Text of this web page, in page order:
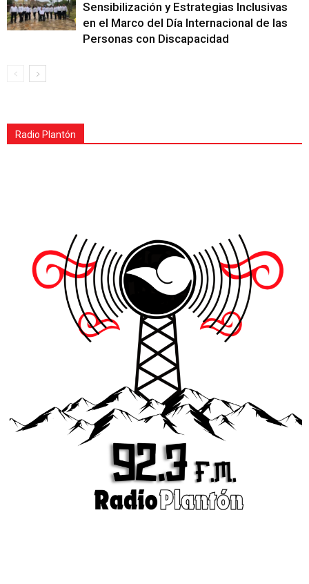
Sensibilización y Estrategias Inclusivas
en el Marco del Día Internacional de las
Personas con Discapacidad
Radio Plantón